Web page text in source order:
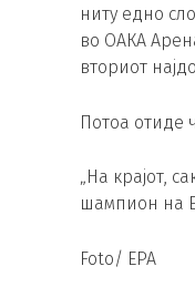
ниту едно
во ОАКА
вториот
Потоа отиде
„На крајот,
шампион на
Foto/ EPA